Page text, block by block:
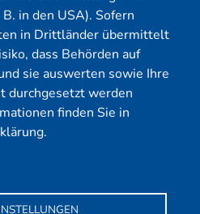
in den USA). Sofern
in Drittländer übermittelt
dass Behörden auf
sie auswerten sowie Ihre
durchgesetzt werden
finden Sie in